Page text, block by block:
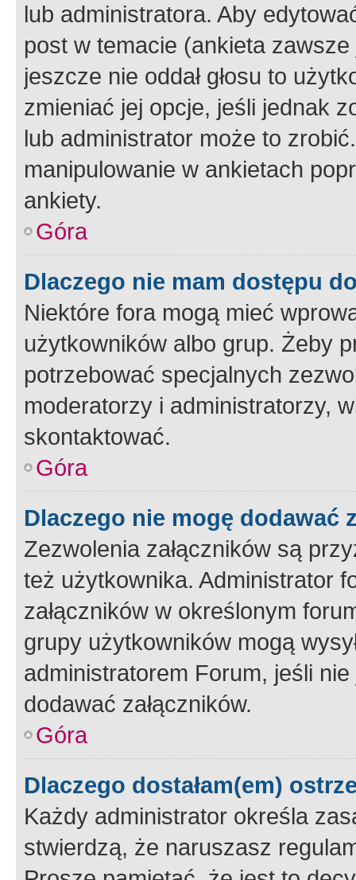
lub administratora. Aby
post w temacie (ankieta
jeszcze nie oddał głosu to
zmieniać jej opcje, jeśli jednak
lub administrator może to
manipulowanie w ankietach
ankiety.
Góra
Dlaczego nie mam dostępu
Niektóre fora mogą mieć
użytkowników albo grup. Żeby
potrzebować specjalnych
moderatorzy i administratorzy,
skontaktować.
Góra
Dlaczego nie mogę dodawać
Zezwolenia załączników są
też użytkownika. Administrator
załączników w określonym
grupy użytkowników mogą
administratorem Forum, jeśli
dodawać załączników.
Góra
Dlaczego dostałam(em)
Każdy administrator określa
stwierdzą, że naruszasz